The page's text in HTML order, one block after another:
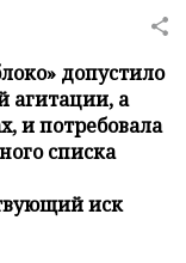
допустило
агитации, а
и потребовала
списка
иск